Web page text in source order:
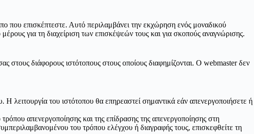
που επισκέπτεστε. Αυτό περιλαμβάνει την εκχώρηση ενός μοναδικού
για τη διαχείριση των επισκέψεών τους και για σκοπούς αναγνώρισης.
στους διάφορους ιστότοπους στους οποίους διαφημίζονται. Ο webmaster δεν
λειτουργία του ιστότοπου θα επηρεαστεί σημαντικά εάν απενεργοποιήσετε ή
απενεργοποίησης και της επίδρασης της απενεργοποίησης στη
του τρόπου ελέγχου ή διαγραφής τους, επισκεφθείτε τη